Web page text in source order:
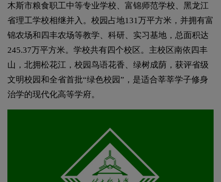
木斯市粮食职工中等专业学校、富锦师范学校、黑龙江
省理工学校相继并入。校园占地131万平方米，并拥有富
锦农场和四丰农场等教学、科研、实习基地，总面积达
245.37万平方米。学校共有四个校区。主校区南依四丰
山，北拥松花江，校园鸟语花香、绿树成荫，获评省级
文明校园和全省首批“绿色校园”，是适合莘莘学子修身
治学的现代化高等学府。